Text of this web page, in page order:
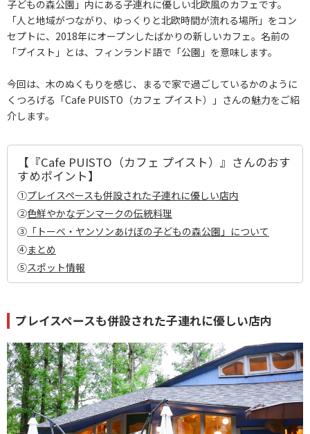
子どもの森公園」内にある子連れに優しい北欧風のカフェです。
「人と地域がつながり、ゆっくりと北欧時間が流れる場所」をコン
セプトに、2018年にオープンしたばかりの新しいカフェ。名前の
「プイスト」とは、フィンランド語で「公園」を意味します。
今回は、木のぬくもりを感じ、まるで家で過ごしているかのように
くつろげる「Cafe PUISTO（カフェ プイスト）」さんの魅力をご紹
介します。
【『Cafe PUISTO（カフェ プイスト）』さんのおす
すめポイント】
①プレイスペースも併設された子連れに優しい店内
②色鮮やかなデンマークの伝統料理
③ 「トーベ・ヤンソンあけぼの子どもの森公園」について
④まとめ
⑤スポット情報
プレイスペースも併設された子連れに優しい店内